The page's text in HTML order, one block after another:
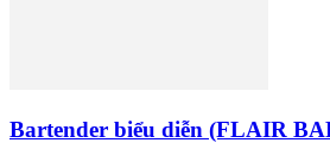
Bartender biểu diễn (FLAIR